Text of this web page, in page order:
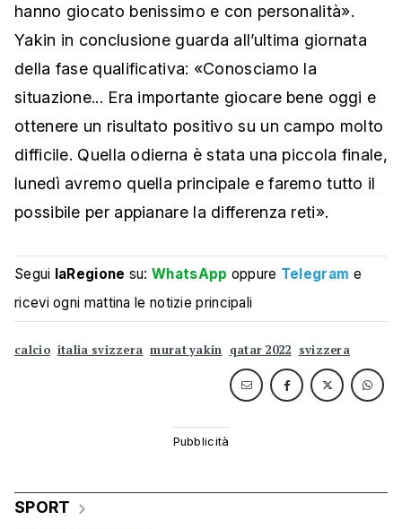
hanno giocato benissimo e con personalità».
Yakin in conclusione guarda all’ultima giornata
della fase qualificativa: «Conosciamo la
situazione... Era importante giocare bene oggi e
ottenere un risultato positivo su un campo molto
difficile. Quella odierna è stata una piccola finale,
lunedì avremo quella principale e faremo tutto il
possibile per appianare la differenza reti».
Segui laRegione su:WhatsApp oppure Telegram e
ricevi ogni mattina le notizie principali
calcio italia svizzera murat yakin qatar 2022 svizzera
SPORT